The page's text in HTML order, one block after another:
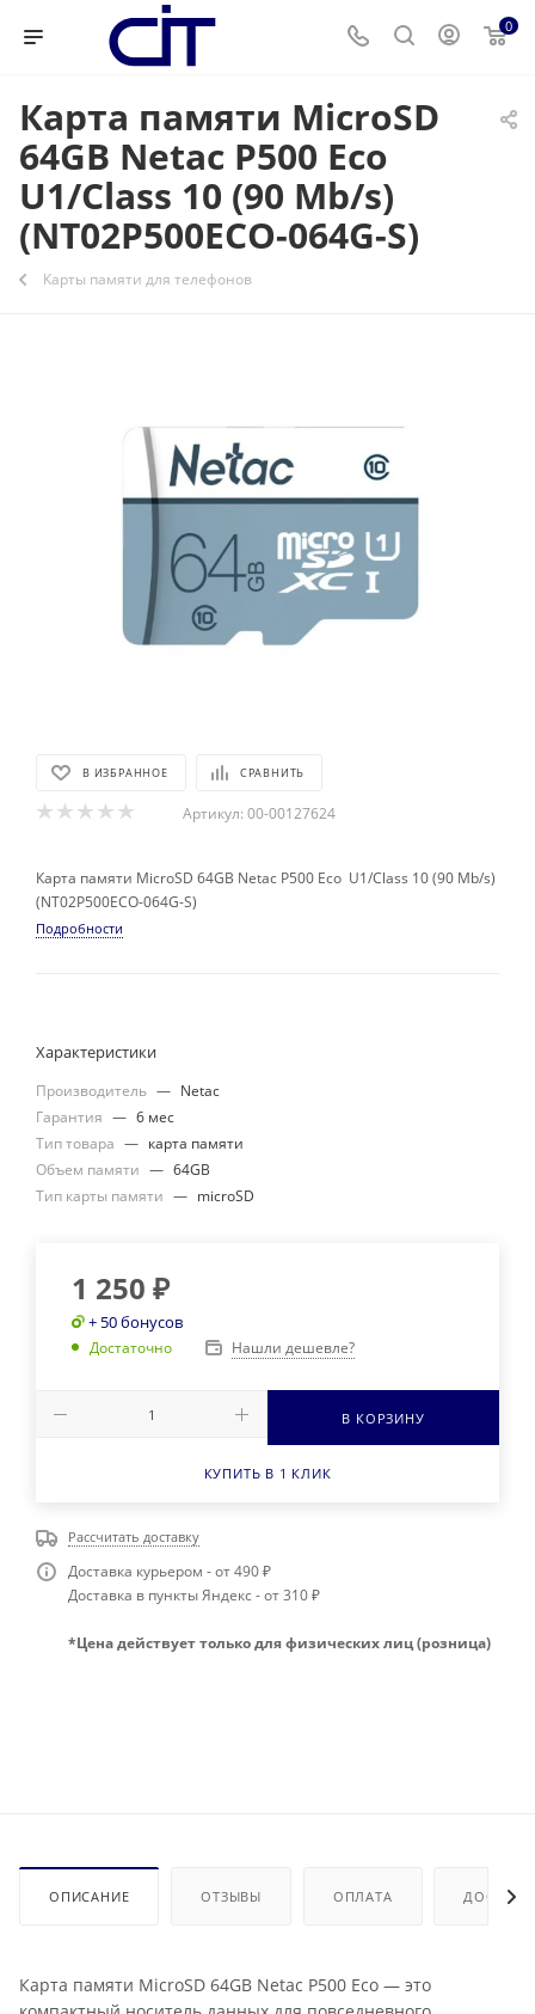
0
Карта памяти MicroSD
64GB Netac P500 Eco
U1/Class 10 (90 Mb/s)
(NT02P500ECO-064G-S)
Карты памяти для телефонов
В ИЗБРАННОЕ СРАВНИТЬ
Артикул: 00-00127624
Карта памяти MicroSD 64GB Netac P500 Eco U1/Class 10 (90 Mb/s)
(NT02P500ECO-064G-S)
Подробности
Характеристики
Производитель — Netac
Гарантия — 6 мес
Тип товара — карта памяти
Объем памяти — 64GB
Тип карты памяти — microSD
1 250 ₽
+ 50 бонусов
Достаточно Нашли дешевле?
В КОРЗИНУ
КУПИТЬ В 1 КЛИК
Рассчитать доставку
Доставка курьером - от 490 ₽
Доставка в пункты Яндекс - от 310 ₽
*Цена действует только для физических лиц (розница)
ОПИСАНИЕ ОТЗЫВЫ ОПЛАТА
Карта памяти MicroSD 64GB Netac P500 Eco — это